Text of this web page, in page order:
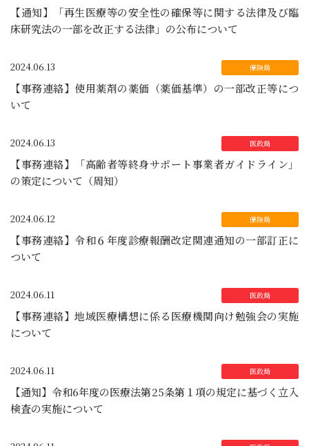
【通知】「再生医療等の安全性の確保等に関する法律及び臨
床研究法の一部を改正する法律」の公布について
2024.06.13
【事務連絡】使用薬剤の薬価（薬価基準）の一部改正等につ
いて
2024.06.13
【事務連絡】「高齢者等終身サポート事業者ガイドライン」
の策定について（周知）
2024.06.12
【事務連絡】令和６年度診療報酬改定関連通知の一部訂正に
ついて
2024.06.11
【事務連絡】地域医療構想に係る医療機関向け勉強会の実施
について
2024.06.11
【通知】令和6年度の医療法第25条第１項の規定に基づく立入
検査の実施について